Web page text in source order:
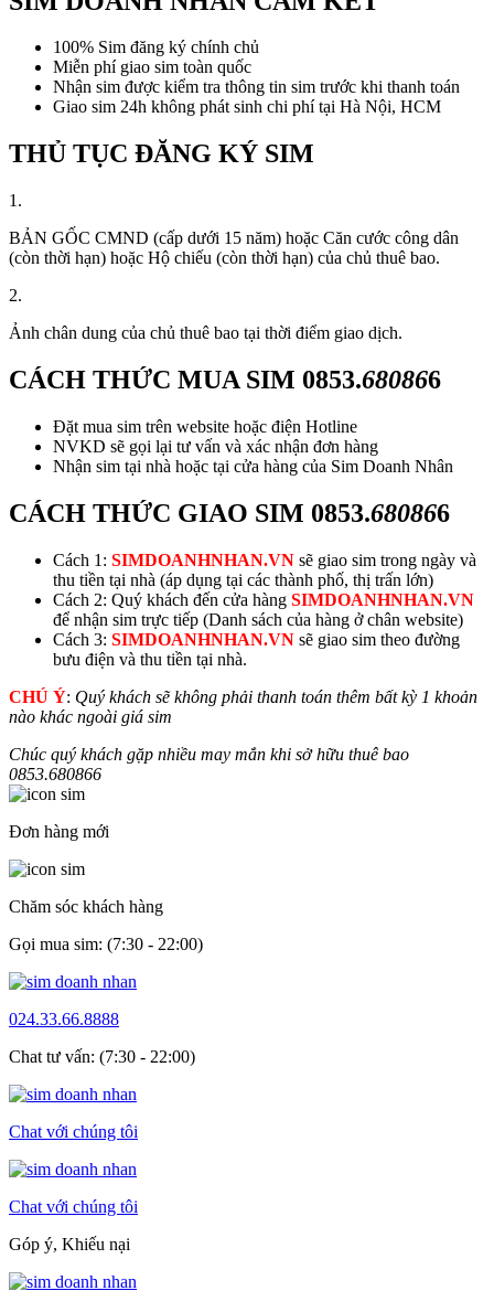
100% Sim đăng ký chính chủ
Miễn phí giao sim toàn quốc
Nhận sim được kiểm tra thông tin sim trước khi thanh toán
Giao sim 24h không phát sinh chi phí tại Hà Nội, HCM
THỦ TỤC ĐĂNG KÝ SIM
1.
BẢN GỐC CMND (cấp dưới 15 năm) hoặc Căn cước công dân
(còn thời hạn) hoặc Hộ chiếu (còn thời hạn) của chủ thuê bao.
2.
Ảnh chân dung của chủ thuê bao tại thời điểm giao dịch.
CÁCH THỨC MUA SIM 0853.680866
Đặt mua sim trên website hoặc điện Hotline
NVKD sẽ gọi lại tư vấn và xác nhận đơn hàng
Nhận sim tại nhà hoặc tại cửa hàng của Sim Doanh Nhân
CÁCH THỨC GIAO SIM 0853.680866
Cách 1: SIMDOANHNHAN.VN sẽ giao sim trong ngày và
thu tiền tại nhà (áp dụng tại các thành phố, thị trấn lớn)
Cách 2: Quý khách đến cửa hàng SIMDOANHNHAN.VN
để nhận sim trực tiếp (Danh sách của hàng ở chân website)
Cách 3: SIMDOANHNHAN.VN sẽ giao sim theo đường
bưu điện và thu tiền tại nhà.
CHÚ Ý: Quý khách sẽ không phải thanh toán thêm bất kỳ 1 khoản
nào khác ngoài giá sim
Chúc quý khách gặp nhiều may mắn khi sở hữu thuê bao
0853.680866
Đơn hàng mới
Chăm sóc khách hàng
Gọi mua sim: (7:30 - 22:00)
024.33.66.8888
Chat tư vấn: (7:30 - 22:00)
Chat với chúng tôi
Chat với chúng tôi
Góp ý, Khiếu nại